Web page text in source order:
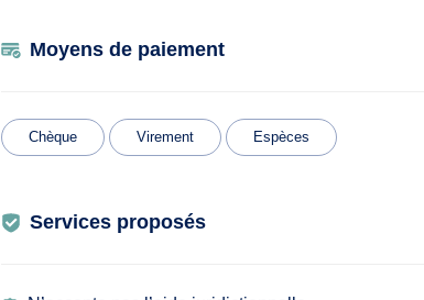
Moyens de paiement
Chèque Virement Espèces
Services proposés